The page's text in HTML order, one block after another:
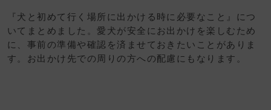
『犬と初めて行く場所に出かける時に必要なこと』につ
いてまとめました。愛犬が安全にお出かけを楽しむため
に、事前の準備や確認を済ませておきたいことがありま
す。お出かけ先での周りの方への配慮にもなります。